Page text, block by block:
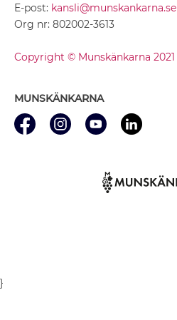
E-post: kansli@munskankarna.se
Org nr: 802002-3613
Copyright © Munskänkarna 2021
MUNSKÄNKARNA
}